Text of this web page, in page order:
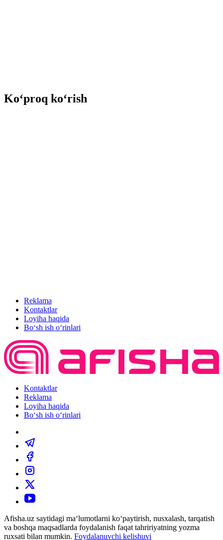
Ko‘proq ko‘rish
Reklama
Kontaktlar
Loyiha haqida
Bo‘sh ish o‘rinlari
Kontaktlar
Reklama
Loyiha haqida
Bo‘sh ish o‘rinlari
Afisha.uz saytidagi ma‘lumotlarni ko‘paytirish, nusxalash, tarqatish
va boshqa maqsadlarda foydalanish faqat tahririyatning yozma
ruxsati bilan mumkin. Foydalanuvchi kelishuvi